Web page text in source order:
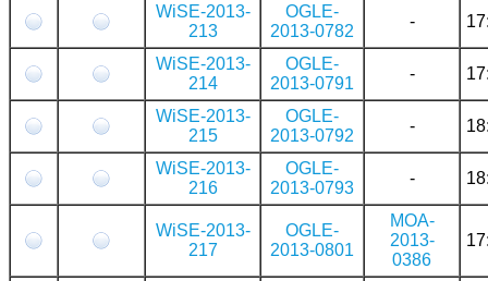
WiSE-2013-
213
OGLE-
2013-0782
-
WiSE-2013-
214
OGLE-
2013-0791
-
WiSE-2013-
215
OGLE-
2013-0792
-
WiSE-2013-
216
OGLE-
2013-0793
-
WiSE-2013-
217
OGLE-
2013-0801
MOA-
2013-
0386